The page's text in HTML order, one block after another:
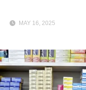
MAY 16, 2025